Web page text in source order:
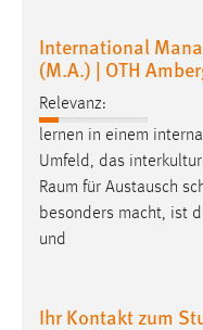
International
(M.A.) | OTH
Relevanz:
lernen in einem
Umfeld, das
Raum für Austausch
besonders macht, ist
und
Ihr Kontakt zum